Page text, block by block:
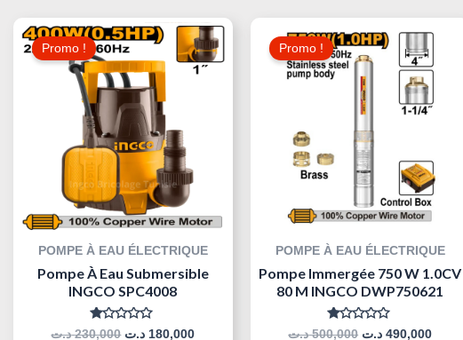
Promo !
POMPE À EAU ÉLECTRIQUE
Pompe À Eau Submersible
INGCO SPC4008
Note
230,000 د.ت
Le
Prix
Initial
Était :
180,000 د.ت
Le
Prix
Actuel
Est :
Promo !
POMPE À EAU ÉLECTRIQUE
Pompe Immergée 750 W 1.0CV
80 M INGCO DWP750621
Note
500,000 د.ت
Prix
Initial
Était :
490,000 د.ت
Est :